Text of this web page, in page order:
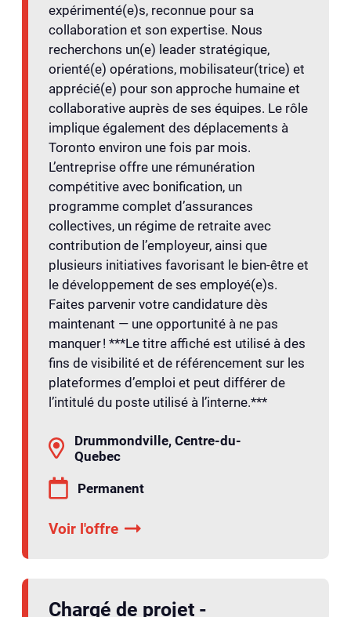
expérimenté(e)s, reconnue pour sa
collaboration et son expertise. Nous
recherchons un(e) leader stratégique,
orienté(e) opérations, mobilisateur(trice) et
apprécié(e) pour son approche humaine et
collaborative auprès de ses équipes. Le rôle
implique également des déplacements à
Toronto environ une fois par mois.
L’entreprise offre une rémunération
compétitive avec bonification, un
programme complet d’assurances
collectives, un régime de retraite avec
contribution de l’employeur, ainsi que
plusieurs initiatives favorisant le bien-être et
le développement de ses employé(e)s.
Faites parvenir votre candidature dès
maintenant — une opportunité à ne pas
manquer ! ***Le titre affiché est utilisé à des
fins de visibilité et de référencement sur les
plateformes d’emploi et peut différer de
l’intitulé du poste utilisé à l’interne.***
Drummondville, Centre-du-
Quebec
Permanent
Voir l'offre
Chargé de projet -